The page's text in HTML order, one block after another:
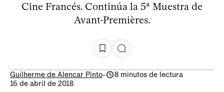
Cine Francés. Continúa la 5ª Muestra de
Avant-Premières.
Guilherme de Alencar Pinto-
8 minutos de lectura
16 de abril de 2018